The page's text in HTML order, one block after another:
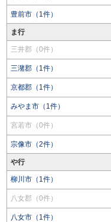
豊前市（1件）
ま行
三井郡（0件）
三潴郡（1件）
京都郡（1件）
みやま市（1件）
宮若市（0件）
宗像市（2件）
や行
柳川市（1件）
八女郡（0件）
八女市（1件）